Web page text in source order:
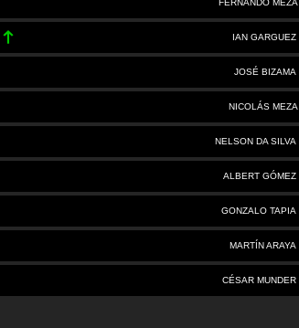
FERNANDO MEZA
IAN GARGUEZ
JOSÉ BIZAMA
NICOLÁS MEZA
NELSON DA SILVA
ALBERT GÓMEZ
GONZALO TAPIA
MARTÍN ARAYA
CÉSAR MUNDER